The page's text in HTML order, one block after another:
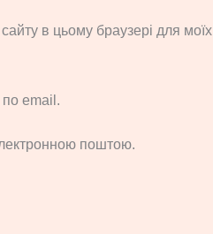
в цьому браузері для моїх
по email.
поштою.